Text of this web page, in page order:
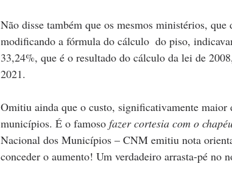
Não disse também que os mesmos ministérios, que
modificando a fórmula do cálculo  do piso,
33,24%, que é o resultado do cálculo da lei de
2021.
Omitiu ainda que o custo, significativamente maior
municípios. É o famoso fazer cortesia com o
Nacional dos Municípios – CNM emitiu nota
conceder o aumento! Um verdadeiro arrasta-pé no